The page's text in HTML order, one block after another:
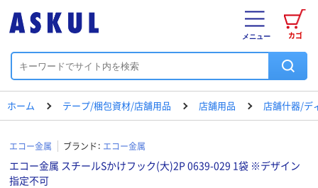
カゴ
メニュー
ホーム テープ/梱包資材/店舗用品 店舗用品 店舗什器/デ
エコー金属 ブランド： エコー金属
エコー金属 スチールSかけフック(大)2P 0639-029 1袋 ※デザイン
指定不可